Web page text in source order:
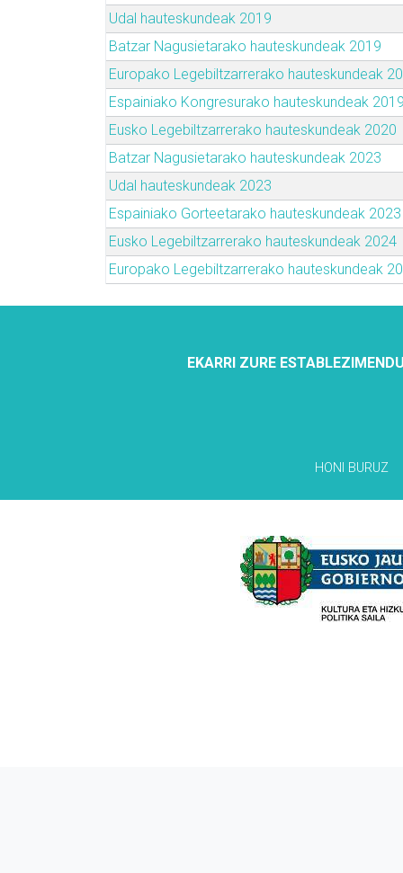
Udal hauteskundeak 2019
Batzar Nagusietarako hauteskundeak 2019
Europako Legebiltzarrerako hauteskundeak
Espainiako Kongresurako hauteskundeak 2019
Eusko Legebiltzarrerako hauteskundeak 2020
Batzar Nagusietarako hauteskundeak 2023
Udal hauteskundeak 2023
Espainiako Gorteetarako hauteskundeak 2023
Eusko Legebiltzarrerako hauteskundeak 2024
Europako Legebiltzarrerako hauteskundeak
EKARRI ZURE
HONI BURUZ